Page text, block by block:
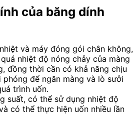
của băng dính
và máy đóng gói chân không,
nhiệt độ nóng chảy của màng
đồng thời cần có khả năng chịu
phóng để ngăn màng và lò sưởi
trình uốn.
suất, có thể sử dụng nhiệt độ
có thể thực hiện uốn nhiều lần